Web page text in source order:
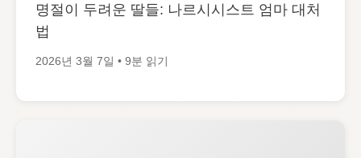
명절이 두려운 딸들: 나르시시스트 엄마 대처
법
2026년 3월 7일 • 9분 읽기